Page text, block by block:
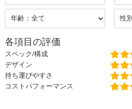
各項目の評価
スペック/構成
デザイン
持ち運びやすさ
コストパフォーマンス